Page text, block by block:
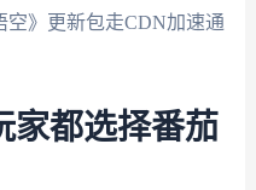
空》更新包走CDN加速通
家都选择番茄